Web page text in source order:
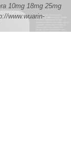
10mg 18mg 25mg
www.wuarin-